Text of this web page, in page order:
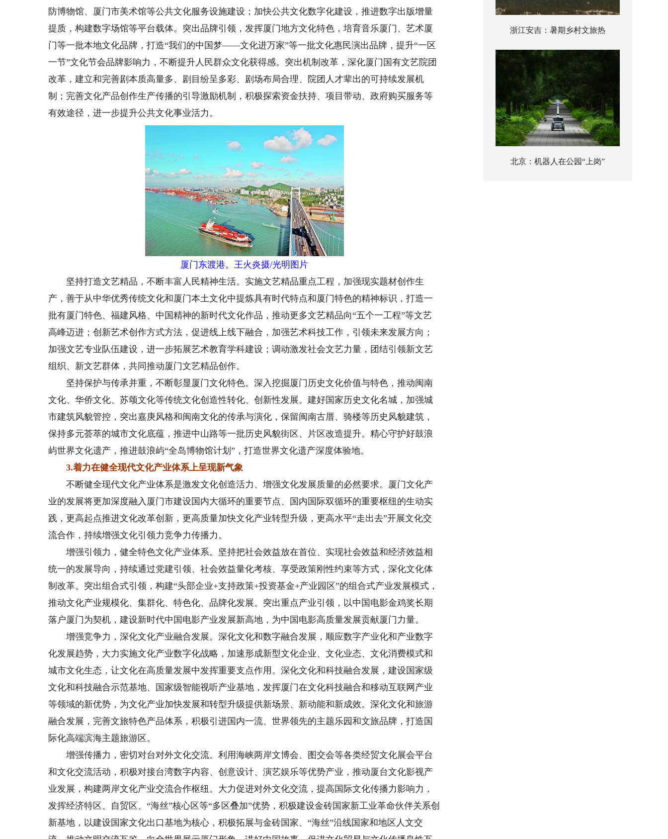
防博物馆、厦门市美术馆等公共文化服务设施建设；加快公共文化数字化建设，推进数字出版增量
提质，构建数字场馆等平台载体。突出品牌引领，发挥厦门地方文化特色，培育音乐厦门、艺术厦
门等一批本地文化品牌，打造“我们的中国梦——文化进万家”等一批文化惠民演出品牌，提升“一区
一节”文化节会品牌影响力，不断提升人民群众文化获得感。突出机制改革，深化厦门国有文艺院团
改革，建立和完善剧本质高量多、剧目纷呈多彩、剧场布局合理、院团人才辈出的可持续发展机
制；完善文化产品创作生产传播的引导激励机制，积极探索资金扶持、项目带动、政府购买服务等
有效途径，进一步提升公共文化事业活力。
厦门东渡港。王火炎摄/光明图片
坚持打造文艺精品，不断丰富人民精神生活。实施文艺精品重点工程，加强现实题材创作生
产，善于从中华优秀传统文化和厦门本土文化中提炼具有时代特点和厦门特色的精神标识，打造一
批有厦门特色、福建风格、中国精神的新时代文化作品，推动更多文艺精品向“五个一工程”等文艺
高峰迈进；创新艺术创作方式方法，促进线上线下融合，加强艺术科技工作，引领未来发展方向；
加强文艺专业队伍建设，进一步拓展艺术教育学科建设；调动激发社会文艺力量，团结引领新文艺
组织、新文艺群体，共同推动厦门文艺精品创作。
坚持保护与传承并重，不断彰显厦门文化特色。深入挖掘厦门历史文化价值与特色，推动闽南
文化、华侨文化、苏颂文化等传统文化创造性转化、创新性发展。建好国家历史文化名城，加强城
市建筑风貌管控，突出嘉庚风格和闽南文化的传承与演化，保留闽南古厝、骑楼等历史风貌建筑，
保持多元荟萃的城市文化底蕴，推进中山路等一批历史风貌街区、片区改造提升。精心守护好鼓浪
屿世界文化遗产，推进鼓浪屿“全岛博物馆计划”，打造世界文化遗产深度体验地。
3.着力在健全现代文化产业体系上呈现新气象
不断健全现代文化产业体系是激发文化创造活力、增强文化发展质量的必然要求。厦门文化产
业的发展将更加深度融入厦门市建设国内大循环的重要节点、国内国际双循环的重要枢纽的生动实
践，更高起点推进文化改革创新，更高质量加快文化产业转型升级，更高水平“走出去”开展文化交
流合作，持续增强文化引领力竞争力传播力。
增强引领力，健全特色文化产业体系。坚持把社会效益放在首位、实现社会效益和经济效益相
统一的发展导向，持续通过党建引领、社会效益量化考核、享受政策刚性约束等方式，深化文化体
制改革。突出组合式引领，构建“头部企业+支持政策+投资基金+产业园区”的组合式产业发展模式，
推动文化产业规模化、集群化、特色化、品牌化发展。突出重点产业引领，以中国电影金鸡奖长期
落户厦门为契机，建设新时代中国电影产业发展新高地，为中国电影高质量发展贡献厦门力量。
增强竞争力，深化文化产业融合发展。深化文化和数字融合发展，顺应数字产业化和产业数字
化发展趋势，大力实施文化产业数字化战略，加速形成新型文化企业、文化业态、文化消费模式和
城市文化生态，让文化在高质量发展中发挥重要支点作用。深化文化和科技融合发展，建设国家级
文化和科技融合示范基地、国家级智能视听产业基地，发挥厦门在文化科技融合和移动互联网产业
等领域的新优势，为文化产业加快发展和转型升级提供新场景、新动能和新成效。深化文化和旅游
融合发展，完善文旅特色产品体系，积极引进国内一流、世界领先的主题乐园和文旅品牌，打造国
际化高端滨海主题旅游区。
增强传播力，密切对台对外文化交流。利用海峡两岸文博会、图交会等各类经贸文化展会平台
和文化交流活动，积极对接台湾数字内容、创意设计、演艺娱乐等优势产业，推动厦台文化影视产
业发展，构建两岸文化产业交流合作枢纽。大力促进对外文化交流，提高国际文化传播力影响力，
发挥经济特区、自贸区、“海丝”核心区等“多区叠加”优势，积极建设金砖国家新工业革命伙伴关系创
新基地，以建设国家文化出口基地为核心，积极拓展与金砖国家、“海丝”沿线国家和地区人文交
浙江安吉：暑期乡村文旅热
北京：机器人在公园“上岗”